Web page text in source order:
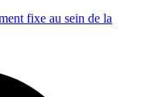
fixe au sein de la